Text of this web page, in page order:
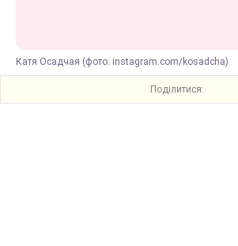
Катя Осадчая (фото: instagram.com/kosadcha)
Поділитися: